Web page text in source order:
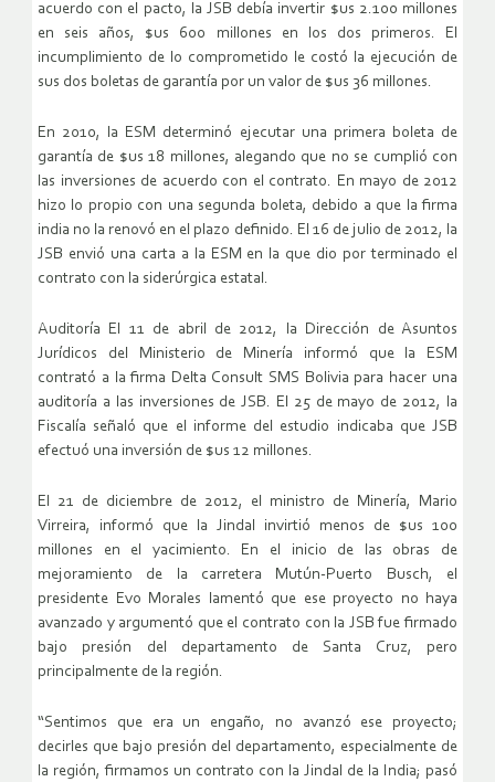
acuerdo con el pacto, la JSB debía invertir $us 2.100 millones
en seis años, $us 600 millones en los dos primeros. El
incumplimiento de lo comprometido le costó la ejecución de
sus dos boletas de garantía por un valor de $us 36 millones.
En 2010, la ESM determinó ejecutar una primera boleta de
garantía de $us 18 millones, alegando que no se cumplió con
las inversiones de acuerdo con el contrato. En mayo de 2012
hizo lo propio con una segunda boleta, debido a que la firma
india no la renovó en el plazo definido. El 16 de julio de 2012, la
JSB envió una carta a la ESM en la que dio por terminado el
contrato con la siderúrgica estatal.
Auditoría El 11 de abril de 2012, la Dirección de Asuntos
Jurídicos del Ministerio de Minería informó que la ESM
contrató a la firma Delta Consult SMS Bolivia para hacer una
auditoría a las inversiones de JSB. El 25 de mayo de 2012, la
Fiscalía señaló que el informe del estudio indicaba que JSB
efectuó una inversión de $us 12 millones.
El 21 de diciembre de 2012, el ministro de Minería, Mario
Virreira, informó que la Jindal invirtió menos de $us 100
millones en el yacimiento. En el inicio de las obras de
mejoramiento de la carretera Mutún-Puerto Busch, el
presidente Evo Morales lamentó que ese proyecto no haya
avanzado y argumentó que el contrato con la JSB fue firmado
bajo presión del departamento de Santa Cruz, pero
principalmente de la región.
“Sentimos que era un engaño, no avanzó ese proyecto;
decirles que bajo presión del departamento, especialmente de
la región, firmamos un contrato con la Jindal de la India; pasó